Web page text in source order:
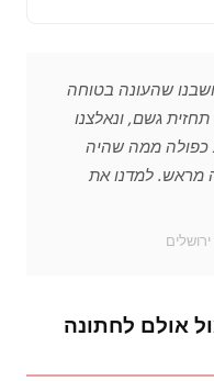
חשבנו שהעונה בטוחה
גשם, ונאלצנו
כפולה ממה שהיה
מראש. למדנו את
אולם לחתונה